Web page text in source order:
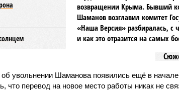
возвращении Крыма. Бывший
Шаманов возглавил комитет
«Наша Версия» разбиралась, с
и как это отразится на самых
увольнении Шаманова появились ещё в начале
что перевод на новое место работы никак не